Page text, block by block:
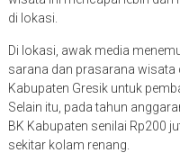
di lokasi.
Di lokasi, awak media
sarana dan prasarana wisata
Kabupaten Gresik untuk
Selain itu, pada tahun
BK Kabupaten senilai Rp200
sekitar kolam renang.